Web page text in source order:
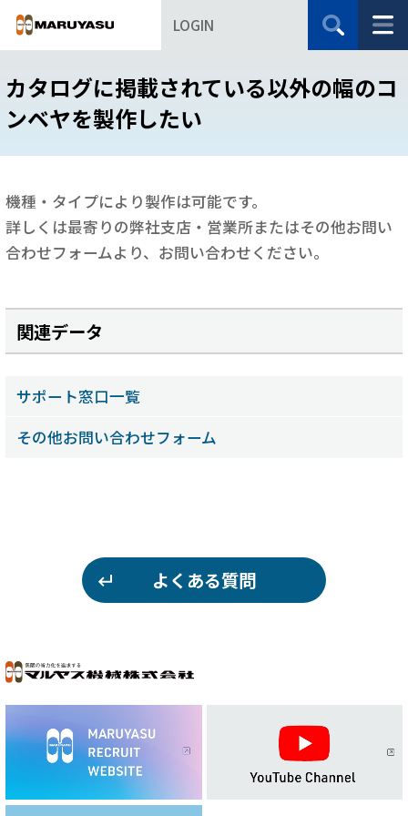
LOGIN
カタログに掲載されている以外の幅のコ
ンベヤを製作したい
機種・タイプにより製作は可能です。
詳しくは最寄りの弊社支店・営業所またはその他お問い
合わせフォームより、お問い合わせください。
関連データ
サポート窓口一覧
その他お問い合わせフォーム
よくある質問